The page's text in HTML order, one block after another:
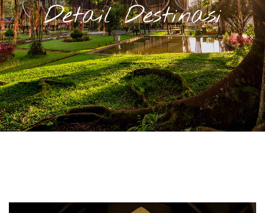
Detail Destinasi